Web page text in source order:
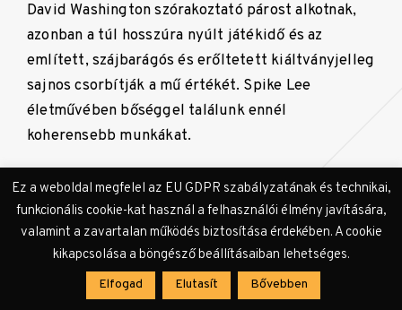
David Washington szórakoztató párost alkotnak,
azonban a túl hosszúra nyúlt játékidő és az
említett, szájbarágós és erőltetett kiáltványjelleg
sajnos csorbítják a mű értékét. Spike Lee
életművében bőséggel találunk ennél
koherensebb munkákat.
Ez a weboldal megfelel az EU GDPR szabályzatának és technikai,
funkcionális cookie-kat használ a felhasználói élmény javítására,
valamint a zavartalan működés biztosítása érdekében. A cookie
kikapcsolása a böngésző beállításaiban lehetséges.
Elfogad Elutasít Bővebben